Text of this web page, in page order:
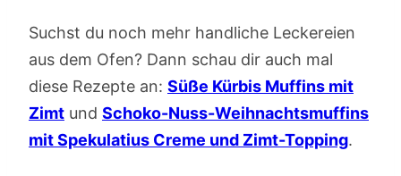
Suchst du noch mehr handliche Leckereien
aus dem Ofen? Dann schau dir auch mal
diese Rezepte an: Süße Kürbis Muffins mit
Zimt und Schoko-Nuss-Weihnachtsmuffins
mit Spekulatius Creme und Zimt-Topping.